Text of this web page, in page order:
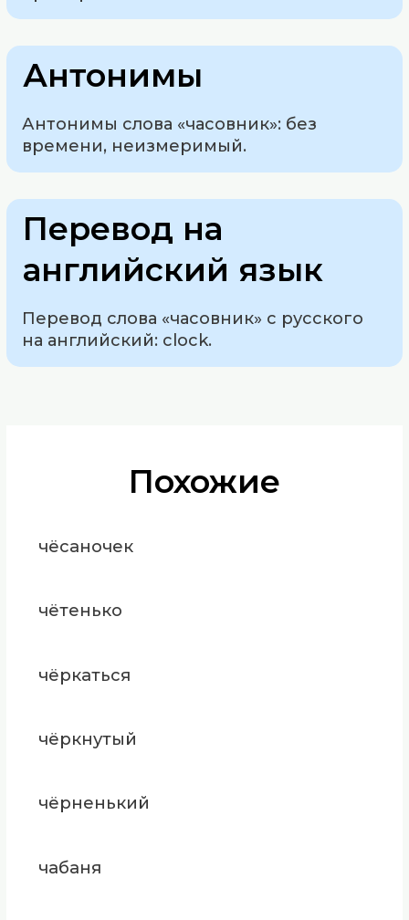
Антонимы
Антонимы слова «часовник»: без
времени, неизмеримый.
Перевод на
английский язык
Перевод слова «часовник» с русского
на английский: clock.
Похожие
чёсаночек
чётенько
чёркаться
чёркнутый
чёрненький
чабаня